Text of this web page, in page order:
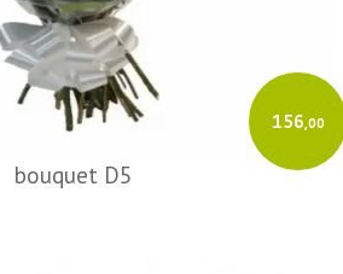
156,00
bouquet D5